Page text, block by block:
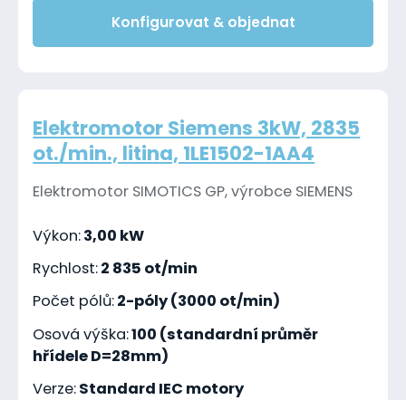
Konfigurovat & objednat
Elektromotor Siemens 3kW, 2835
ot./min., litina, 1LE1502-1AA4
Elektromotor SIMOTICS GP, výrobce SIEMENS
Výkon:3,00 kW
Rychlost:2 835 ot/min
Počet pólů:2-póly (3000 ot/min)
Osová výška:100 (standardní průměr
hřídele D=28mm)
Verze:Standard IEC motory